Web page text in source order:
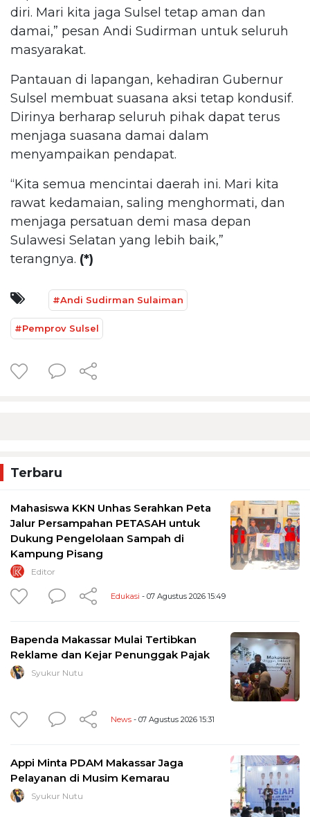
diri. Mari kita jaga Sulsel tetap aman dan
damai,” pesan Andi Sudirman untuk seluruh
masyarakat.
Pantauan di lapangan, kehadiran Gubernur
Sulsel membuat suasana aksi tetap kondusif.
Dirinya berharap seluruh pihak dapat terus
menjaga suasana damai dalam
menyampaikan pendapat.
“Kita semua mencintai daerah ini. Mari kita
rawat kedamaian, saling menghormati, dan
menjaga persatuan demi masa depan
Sulawesi Selatan yang lebih baik,”
terangnya. (*)
#Andi Sudirman Sulaiman
#Pemprov Sulsel
Terbaru
Mahasiswa KKN Unhas Serahkan Peta
Jalur Persampahan PETASAH untuk
Dukung Pengelolaan Sampah di
Kampung Pisang
Editor
Edukasi - 07 Agustus 2026 15:49
Bapenda Makassar Mulai Tertibkan
Reklame dan Kejar Penunggak Pajak
Syukur Nutu
News - 07 Agustus 2026 15:31
Appi Minta PDAM Makassar Jaga
Pelayanan di Musim Kemarau
Syukur Nutu